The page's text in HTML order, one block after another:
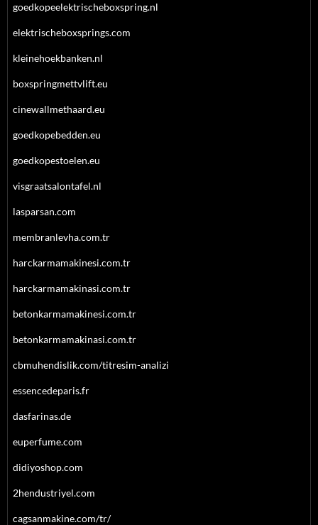
goedkopeelektrischeboxspring.nl
elektrischeboxsprings.com
kleinehoekbanken.nl
boxspringmettvlift.eu
cinewallmethaard.eu
goedkopebedden.eu
goedkopestoelen.eu
visgraatsalontafel.nl
lasparsan.com
membranlevha.com.tr
harckarmamakinesi.com.tr
harckarmamakinasi.com.tr
betonkarmamakinesi.com.tr
betonkarmamakinasi.com.tr
cbmuhendislik.com/titresim-analizi
essencedeparis.fr
dasfarinas.de
euperfume.com
didiyoshop.com
2hendustriyel.com
cagsanmakine.com/tr/